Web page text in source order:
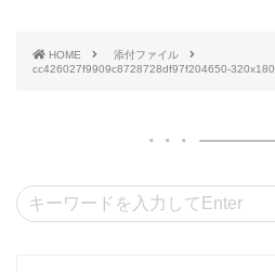
HOME
添付ファイル
cc426027f9909c8728728df97f204650-320x180